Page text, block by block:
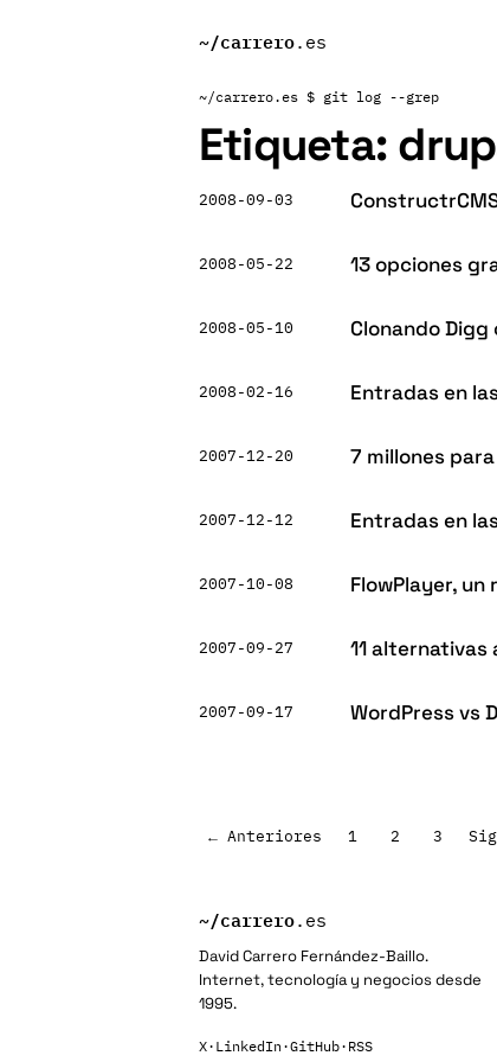
~/carrero.es
~/carrero.es $ git log --grep
Etiqueta:
2008-09-03
2008-05-22 13 opciones
2008-05-10 Clonando Digg
2008-02-16 Entradas en
2007-12-20 7 millones
2007-12-12 Entradas en
2007-10-08 FlowPlayer,
2007-09-27 11 alternativas
2007-09-17 WordPress vs
Paginación
entradas
← Anteriores 1 2 3
~/carrero.es
David Carrero Fernández-Baillo.
Internet, tecnología y negocios desde
1995.
X· LinkedIn·GitHub· RSS